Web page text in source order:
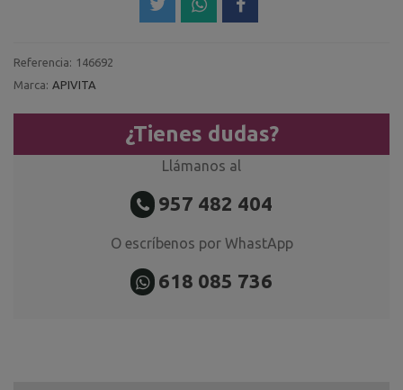
Referencia: 146692
Marca: APIVITA
¿Tienes dudas?
Llámanos al
957 482 404
O escríbenos por WhastApp
618 085 736